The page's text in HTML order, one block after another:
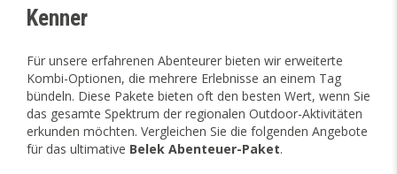
Kenner
Für unsere erfahrenen Abenteurer bieten wir erweiterte
Kombi-Optionen, die mehrere Erlebnisse an einem Tag
bündeln. Diese Pakete bieten oft den besten Wert, wenn Sie
das gesamte Spektrum der regionalen Outdoor-Aktivitäten
erkunden möchten. Vergleichen Sie die folgenden Angebote
für das ultimative Belek Abenteuer-Paket.